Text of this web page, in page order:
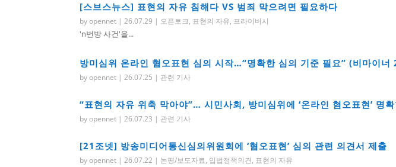
[스브스뉴스] 표현의 자유 침해다 VS 범죄 막으려면 필요하다
byopennet |26.07.29 | 오픈토크, 표현의 자유, 프라이버시
'n번방 사건'을...
방미심위 온라인 혐오표현 심의 시작…“명확한 심의 기준 필요” (비마이
byopennet |26.07.25 | 관련 기사
“표현의 자유 위축 막아야”… 시민사회, 방미심위에 ‘온라인 혐오표현’
byopennet |26.07.23 | 관련 기사
[21조넷] 방송미디어통신심의위원회에 ‘혐오표현’ 심의 관련 의견서 제출
byopennet |26.07.22 | 논평/보도자료, 입법정책의견, 표현의 자유